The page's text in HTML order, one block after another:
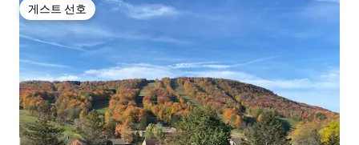
게스트 선호
게스트 선호